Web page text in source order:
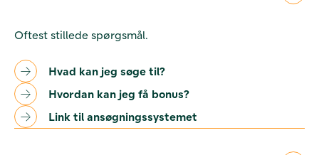
Oftest stillede spørgsmål.
Hvad kan jeg søge til?
Hvordan kan jeg få bonus?
Link til ansøgningssystemet